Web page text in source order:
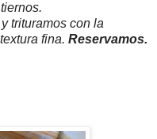
trituramos con la
fina. Reservamos.